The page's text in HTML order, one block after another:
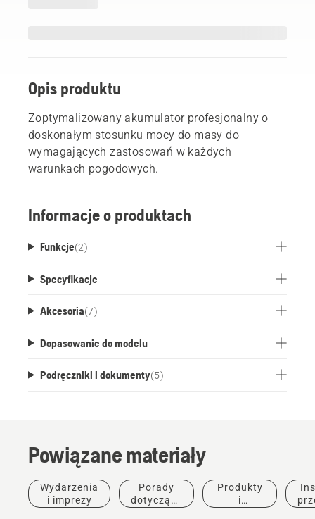
Opis produktu
Zoptymalizowany akumulator profesjonalny o
doskonałym stosunku mocy do masy do
wymagających zastosowań w każdych
warunkach pogodowych.
Informacje o produktach
Funkcje(2)
Specyfikacje
Akcesoria(7)
Dopasowanie do modelu
Podręczniki i dokumenty(5)
Powiązane materiały
Wydarzenia
i imprezy
Porady
dotyczące
Produkty
i